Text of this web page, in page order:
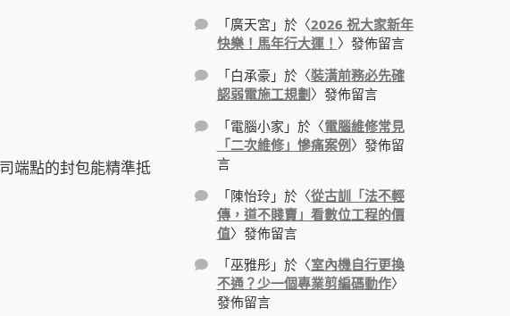
端點的封包能精準抵
「廣天宮 」於〈2026 祝大家新年
快樂！馬年行大運！ 〉發佈留言
「白承豪 」於〈裝潢前務必先確
認弱電施工規劃〉發佈留言
「電腦小家 」於〈電腦維修常見
「二次維修」慘痛案例〉發佈留
言
「陳怡玲」於〈從古訓「法不輕
傳，道不賤賣」看數位工程的價
值〉發佈留言
「巫雅彤 」於〈室內機自行更換
不通？少一個專業剪編碼動作〉
發佈留言